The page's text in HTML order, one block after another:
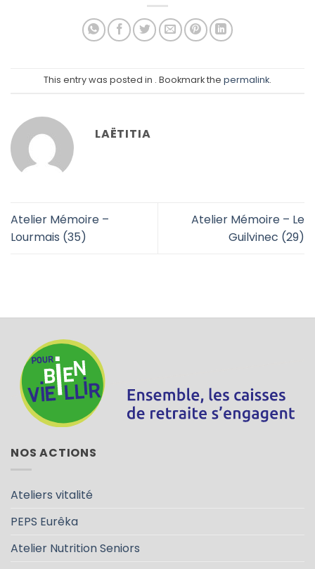
This entry was posted in . Bookmark the permalink.
LAËTITIA
Atelier Mémoire –
Lourmais (35)
Atelier Mémoire – Le
Guilvinec (29)
NOS ACTIONS
Ateliers vitalité
PEPS Eurêka
Atelier Nutrition Seniors